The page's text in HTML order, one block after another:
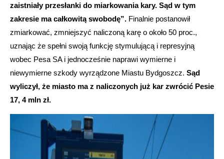
zaistniały przesłanki do miarkowania kary. Sąd w tym
zakresie ma całkowitą swobodę”. Finalnie postanowił
zmiarkować, zmniejszyć naliczoną karę o około 50 proc.,
uznając że spełni swoją funkcję stymulującą i represyjną
wobec Pesa SA i jednocześnie naprawi wymierne i
niewymierne szkody wyrządzone Miastu Bydgoszcz. Sąd
wyliczył, że miasto ma z naliczonych już kar zwrócić Pesie
17, 4 mln zł.